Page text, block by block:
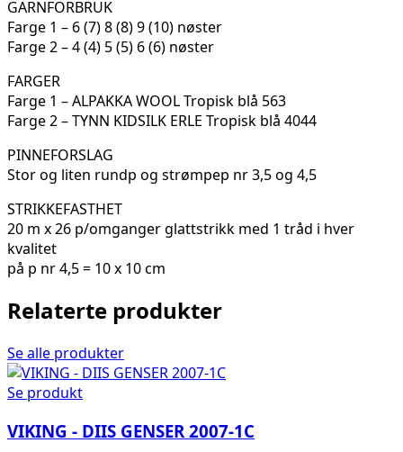
GARNFORBRUK
Farge 1 – 6 (7) 8 (8) 9 (10) nøster
Farge 2 – 4 (4) 5 (5) 6 (6) nøster
FARGER
Farge 1 – ALPAKKA WOOL Tropisk blå 563
Farge 2 – TYNN KIDSILK ERLE Tropisk blå 4044
PINNEFORSLAG
Stor og liten rundp og strømpep nr 3,5 og 4,5
STRIKKEFASTHET
20 m x 26 p/omganger glattstrikk med 1 tråd i hver
kvalitet
på p nr 4,5 = 10 x 10 cm
Relaterte produkter
Se alle produkter
Se produkt
VIKING - DIIS GENSER 2007-1C